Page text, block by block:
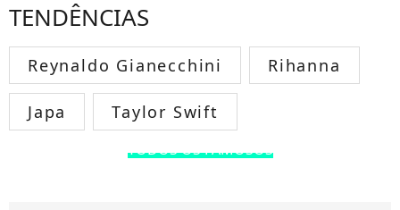
TENDÊNCIAS
Reynaldo Gianecchini Rihanna
Japa Taylor Swift
TODOS OS FAMOSOS